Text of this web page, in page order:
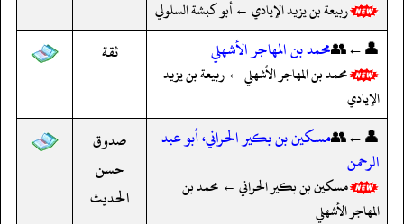
ربيعة بن يزيد الإيادي ← أبو كبشة السلولي
👤←👥محمد بن المهاجر الأشهلي
محمد بن المهاجر الأشهلي ← ربيعة بن يزيد
الإيادي
ثقة
👤←👥مسكين بن بكير الحراني، أبو عبد
الرحمن
مسكين بن بكير الحراني ← محمد بن
المهاجر الأشهلي
صدوق
حسن
الحديث